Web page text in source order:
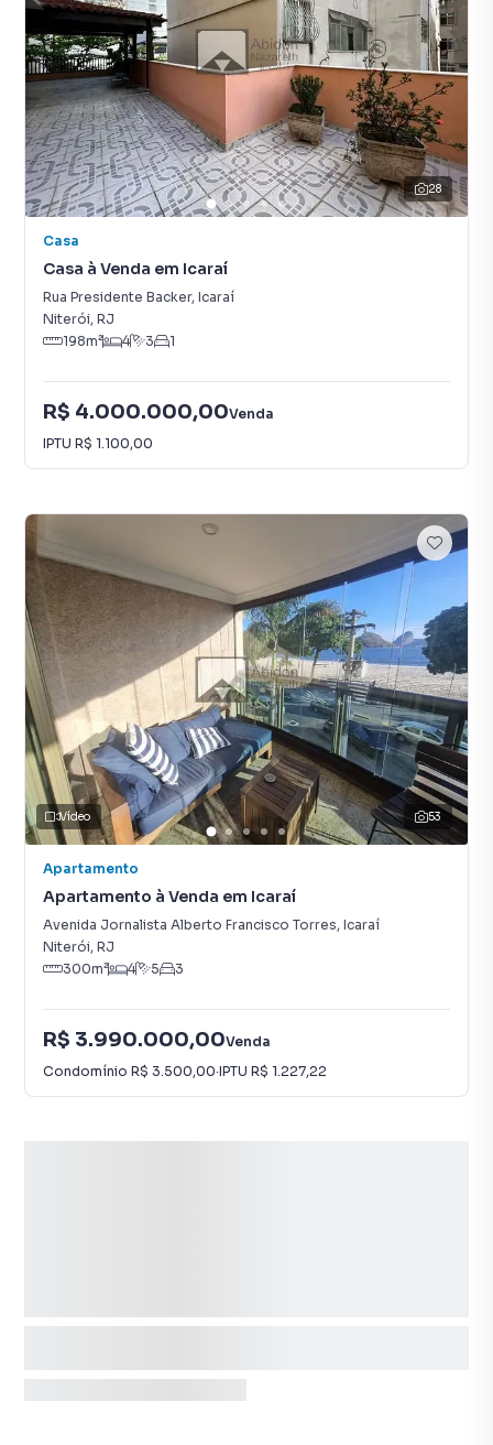
28
Casa
Casa à Venda em Icaraí
Rua Presidente Backer, Icaraí
Niterói, RJ
198m² 4 3 1
R$ 4.000.000,00Venda
IPTU R$ 1.100,00
53
Vídeo
Apartamento
Apartamento à Venda em Icaraí
Avenida Jornalista Alberto Francisco Torres, Icaraí
Niterói, RJ
300m² 4 5 3
R$ 3.990.000,00Venda
Condomínio R$ 3.500,00·IPTU R$ 1.227,22